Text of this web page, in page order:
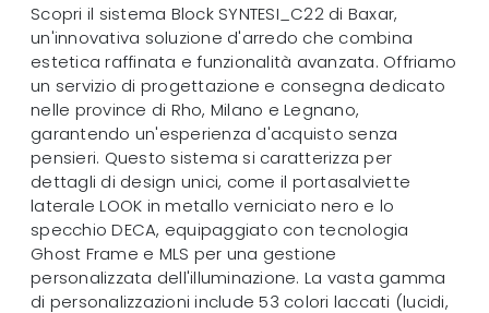
Scopri il sistema Block SYNTESI_C22 di Baxar,
un'innovativa soluzione d'arredo che combina
estetica raffinata e funzionalità avanzata. Offriamo
un servizio di progettazione e consegna dedicato
nelle province di Rho, Milano e Legnano,
garantendo un'esperienza d'acquisto senza
pensieri. Questo sistema si caratterizza per
dettagli di design unici, come il portasalviette
laterale LOOK in metallo verniciato nero e lo
specchio DECA, equipaggiato con tecnologia
Ghost Frame e MLS per una gestione
personalizzata dell'illuminazione. La vasta gamma
di personalizzazioni include 53 colori laccati (lucidi,